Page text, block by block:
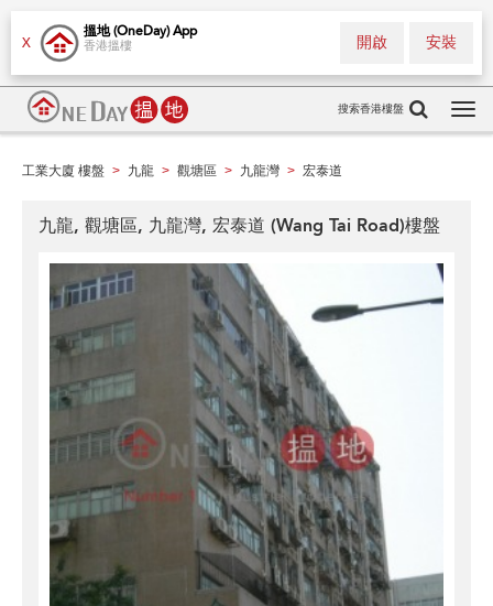
X
搵地 (OneDay) App
香港搵樓 安裝
開啟
搜索香港樓盤
工業大廈 樓盤 > 九龍 > 觀塘區 > 九龍灣 > 宏泰道
九龍, 觀塘區, 九龍灣, 宏泰道 (Wang Tai Road)樓盤